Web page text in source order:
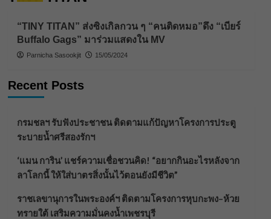
“TINY TITAN” ส่งซิงเกิลกวน ๆ “คนติดหมอ”ดึง “เบียร์
Buffalo Gags” มาร่วมแสดงใน MV
Parnicha Sasookjit 15/05/2024
Recent Posts
กรมชลฯ รับฟังประชาชน ติดตามแก้ปัญหาโครงการประตู
ระบายน้ำศรีสองรักฯ
‘แมน การิน’ แชร์ความเชื่อชวนคิด! “อยากกินอะไรหลังจาก
ลาโลกนี้ ให้ใส่บาตรสิ่งนั้นไว้ตอนยังมีชีวิต”
ราชเลขานุการในพระองค์ฯ ติดตามโครงการหุบกะพง–ห้วย
ทรายใต้ เสริมความมั่นคงน้ำเพชรบุรี